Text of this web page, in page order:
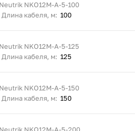
Neutrik NKO12M-A-5-100
Длина кабеля, м: 100
Neutrik NKO12M-A-5-125
Длина кабеля, м: 125
Neutrik NKO12M-A-5-150
Длина кабеля, м: 150